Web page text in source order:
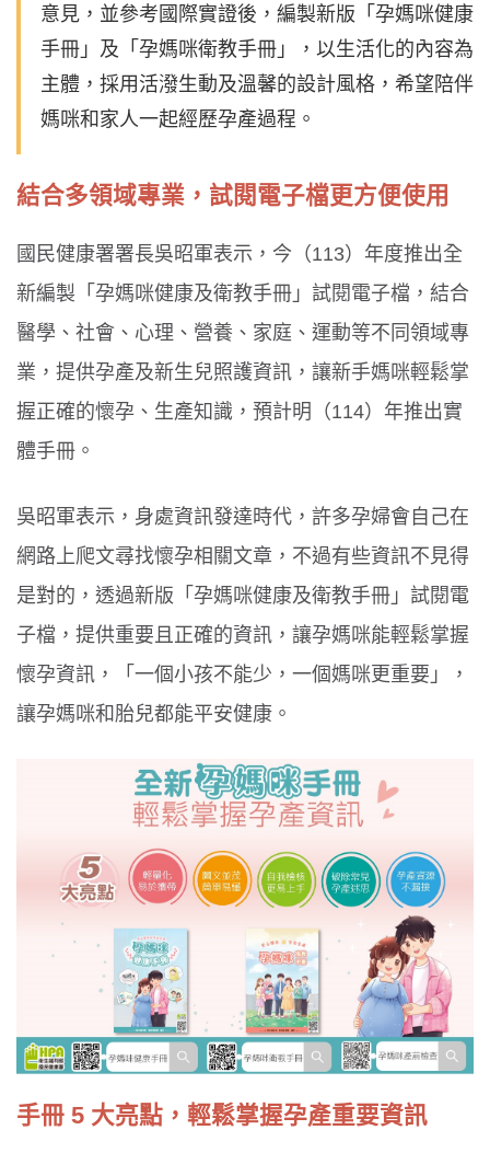
意見，並參考國際實證後，編製新版「孕媽咪健康
手冊」及「孕媽咪衛教手冊」，以生活化的內容為
主體，採用活潑生動及溫馨的設計風格，希望陪伴
媽咪和家人一起經歷孕產過程。
結合多領域專業，試閱電子檔更方便使用
國民健康署署長吳昭軍表示，今（113）年度推出全
新編製「孕媽咪健康及衛教手冊」試閱電子檔，結合
醫學、社會、心理、營養、家庭、運動等不同領域專
業，提供孕產及新生兒照護資訊，讓新手媽咪輕鬆掌
握正確的懷孕、生產知識，預計明（114）年推出實
體手冊。
吳昭軍表示，身處資訊發達時代，許多孕婦會自己在
網路上爬文尋找懷孕相關文章，不過有些資訊不見得
是對的，透過新版「孕媽咪健康及衛教手冊」試閱電
子檔，提供重要且正確的資訊，讓孕媽咪能輕鬆掌握
懷孕資訊，「一個小孩不能少，一個媽咪更重要」，
讓孕媽咪和胎兒都能平安健康。
手冊 5 大亮點，輕鬆掌握孕產重要資訊